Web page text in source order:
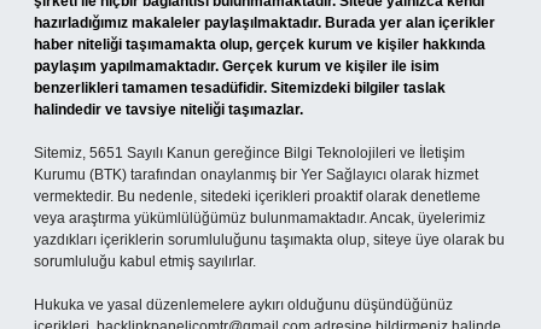
hazırladığımız makaleler paylaşılmaktadır. Burada yer alan içerikler
haber niteliği taşımamakta olup, gerçek kurum ve kişiler hakkında
paylaşım yapılmamaktadır. Gerçek kurum ve kişiler ile isim
benzerlikleri tamamen tesadüfidir. Sitemizdeki bilgiler taslak
halindedir ve tavsiye niteliği taşımazlar.
Sitemiz, 5651 Sayılı Kanun gereğince Bilgi Teknolojileri ve İletişim
Kurumu (BTK) tarafından onaylanmış bir Yer Sağlayıcı olarak hizmet
vermektedir. Bu nedenle, sitedeki içerikleri proaktif olarak denetleme
veya araştırma yükümlülüğümüz bulunmamaktadır. Ancak, üyelerimiz
yazdıkları içeriklerin sorumluluğunu taşımakta olup, siteye üye olarak bu
sorumluluğu kabul etmiş sayılırlar.
Hukuka ve yasal düzenlemelere aykırı olduğunu düşündüğünüz